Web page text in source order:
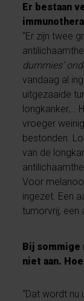
Er bestaan
“Er zijn twee
dummies’
vandaag al
uitgezaaide
longkanker,…
vroeger
bestonden.
van de
Voor
ingezet. Een
tumorvrij, een
Bij sommige
niet aan.
“Dat wordt